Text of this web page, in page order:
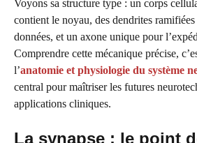
Voyons sa structure type : un corps
contient le noyau, des dendrites
données, et un axone unique pour
Comprendre cette mécanique précise,
l’anatomie et physiologie du système
central pour maîtriser les futures
applications cliniques.
La synapse : le point